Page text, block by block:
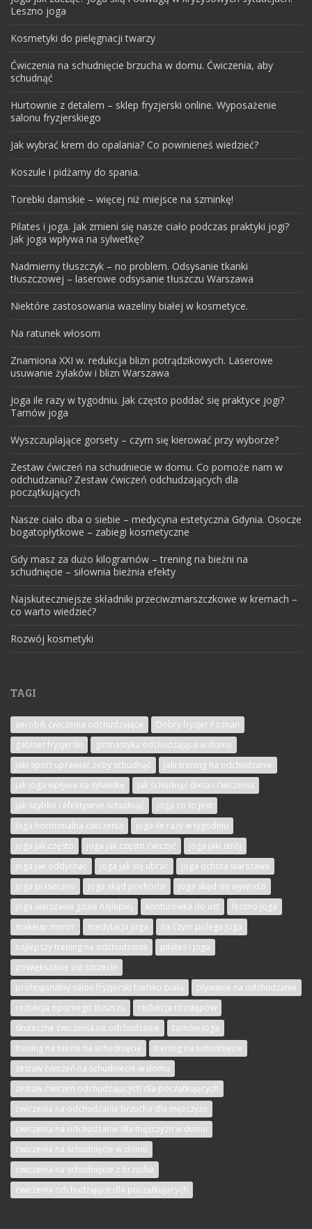
Leszno joga
Kosmetyki do pielęgnacji twarzy
Ćwiczenia na schudnięcie brzucha w domu. Ćwiczenia, aby
schudnąć
Hurtownie z detalem – sklep fryzjerski online. Wyposażenie
salonu fryzjerskiego
Jak wybrać krem do opalania? Co powinieneś wiedzieć?
Koszule i pidżamy do spania.
Torebki damskie – więcej niż miejsce na szminkę!
Pilates i joga. Jak zmieni się nasze ciało podczas praktyki jogi?
Jak joga wpływa na sylwetkę?
Nadmierny tłuszczyk – no problem. Odsysanie tkanki
tłuszczowej – laserowe odsysanie tłuszczu Warszawa
Niektóre zastosowania wazeliny białej w kosmetyce.
Na ratunek włosom
Znamiona XXI w. redukcja blizn potrądzikowych. Laserowe
usuwanie żylaków i blizn Warszawa
Joga ile razy w tygodniu. Jak często poddać się praktyce jogi?
Tarnów joga
Wyszczuplające gorsety – czym się kierować przy wyborze?
Zestaw ćwiczeń na schudniecie w domu. Co pomoże nam w
odchudzaniu? Zestaw ćwiczeń odchudzających dla
początkujących
Nasze ciało dba o siebie – medycyna estetyczna Gdynia. Osocze
bogatopłytkowe – zabiegi kosmetyczne
Gdy masz za dużo kilogramów – trening na bieżni na
schudnięcie – siłownia bieżnia efekty
Najskuteczniejsze składniki przeciwzmarszczkowe w kremach –
co warto wiedzieć?
Rozwój kosmetyki
TAGI
aerobik ćwiczenia odchudzające
Dobry fryzjer Poznań
gabinet fryzjerski
gimnastyka odchudzająca w domu
jaki sport uprawiać żeby schudnąć
jaki trening na odchudzanie
jak joga wpływa na sylwetkę
jak schudnąć dieta i ćwiczenia
jak szybko i efektywnie schudnąć
joga co to jest
Joga hormonalna ćwiczenia
joga ile razy w tygodniu
joga jak często
joga jak często ćwiczyć
joga jaki strój
joga jak oddychać
joga jak się ubrać
joga ochota warszawa
joga piaseczno
joga skąd pochodzi
joga skąd się wywodzi
joga warszawa gdzie najlepiej
konturówka do ust
leszno joga
makeup mirror
medytacja joga
na czym polega joga
najlepszy trening na odchudzanie
pilates i joga
powiększanie ust szczecin
profesjonalny salon fryzjerski bielsko biała
pływanie na odchudzanie
redukcja opornego tłuszczu
redukcja rozstępów
skuteczne ćwiczenia na odchudzanie
tarnów joga
trening na bieżni na schudnięcie
trening na schudnięcie
zestaw ćwiczeń na schudniecie w domu
zestaw ćwiczeń odchudzających dla początkujących
ćwiczenia na odchudzanie brzucha dla mężczyzn
ćwiczenia na odchudzanie dla mężczyzn w domu
ćwiczenia na schudnięcie w domu
ćwiczenia na schudnięcie z brzucha
ćwiczenia odchudzające dla początkujących